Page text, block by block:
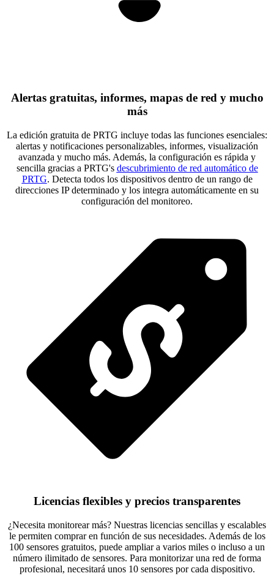
Alertas gratuitas, informes, mapas de red y mucho
más
La edición gratuita de PRTG incluye todas las funciones esenciales:
alertas y notificaciones personalizables, informes, visualización
avanzada y mucho más. Además, la configuración es rápida y
sencilla gracias a PRTG's descubrimiento de red automático de
PRTG. Detecta todos los dispositivos dentro de un rango de
direcciones IP determinado y los integra automáticamente en su
configuración del monitoreo.
Licencias flexibles y precios transparentes
¿Necesita monitorear más? Nuestras licencias sencillas y escalables
le permiten comprar en función de sus necesidades. Además de los
100 sensores gratuitos, puede ampliar a varios miles o incluso a un
número ilimitado de sensores. Para monitorizar una red de forma
profesional, necesitará unos 10 sensores por cada dispositivo.